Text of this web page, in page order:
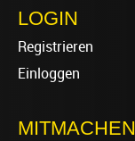
LOGIN
Registrieren
Einloggen
MITMACHEN